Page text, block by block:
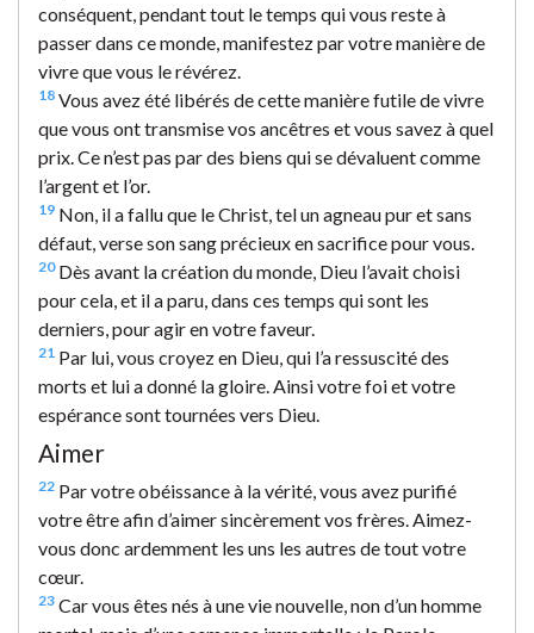
conséquent, pendant tout le temps qui vous reste à
passer dans ce monde, manifestez par votre manière de
vivre que vous le révérez.
18 Vous avez été libérés de cette manière futile de vivre
que vous ont transmise vos ancêtres et vous savez à quel
prix. Ce n’est pas par des biens qui se dévaluent comme
l’argent et l’or.
19 Non, il a fallu que le Christ, tel un agneau pur et sans
défaut, verse son sang précieux en sacrifice pour vous.
20Dès avant la création du monde, Dieu l’avait choisi
pour cela, et il a paru, dans ces temps qui sont les
derniers, pour agir en votre faveur.
21 Par lui, vous croyez en Dieu, qui l’a ressuscité des
morts et lui a donné la gloire. Ainsi votre foi et votre
espérance sont tournées vers Dieu.
Aimer
22 Par votre obéissance à la vérité, vous avez purifié
votre être afin d’aimer sincèrement vos frères. Aimez-
vous donc ardemment les uns les autres de tout votre
cœur.
23 Car vous êtes nés à une vie nouvelle, non d’un homme